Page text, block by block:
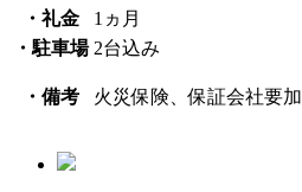
・礼金
1ヵ月
・駐車場 2台込み
・備考 火災保険、保証会社要